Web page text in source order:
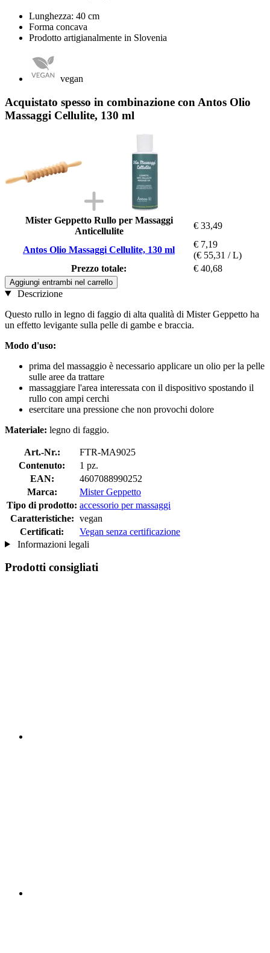
Lunghezza: 40 cm
Forma concava
Prodotto artigianalmente in Slovenia
vegan
Acquistato spesso in combinazione con Antos Olio
Massaggi Cellulite, 130 ml
Mister Geppetto Rullo per Massaggi
Anticellulite
€ 33,49
Antos Olio Massaggi Cellulite, 130 ml
€ 7,19
(€ 55,31 / L)
Prezzo totale:
€ 40,68
Aggiungi entrambi nel carrello
Descrizione
Questo rullo in legno di faggio di alta qualità di Mister Geppetto ha
un effetto levigante sulla pelle di gambe e braccia.
Modo d'uso:
prima del massaggio è necessario applicare un olio per la pelle
sulle aree da trattare
massaggiare l'area interessata con il dispositivo spostando il
rullo con ampi cerchi
esercitare una pressione che non provochi dolore
Materiale: legno di faggio.
Art.-Nr.:
FTR-MA9025
Contenuto:
1 pz.
EAN:
4607088990252
Marca:
Mister Geppetto
Tipo di prodotto: accessorio per massaggi
Caratteristiche: vegan
Certificati:
Vegan senza certificazione
Informazioni legali
Prodotti consigliati